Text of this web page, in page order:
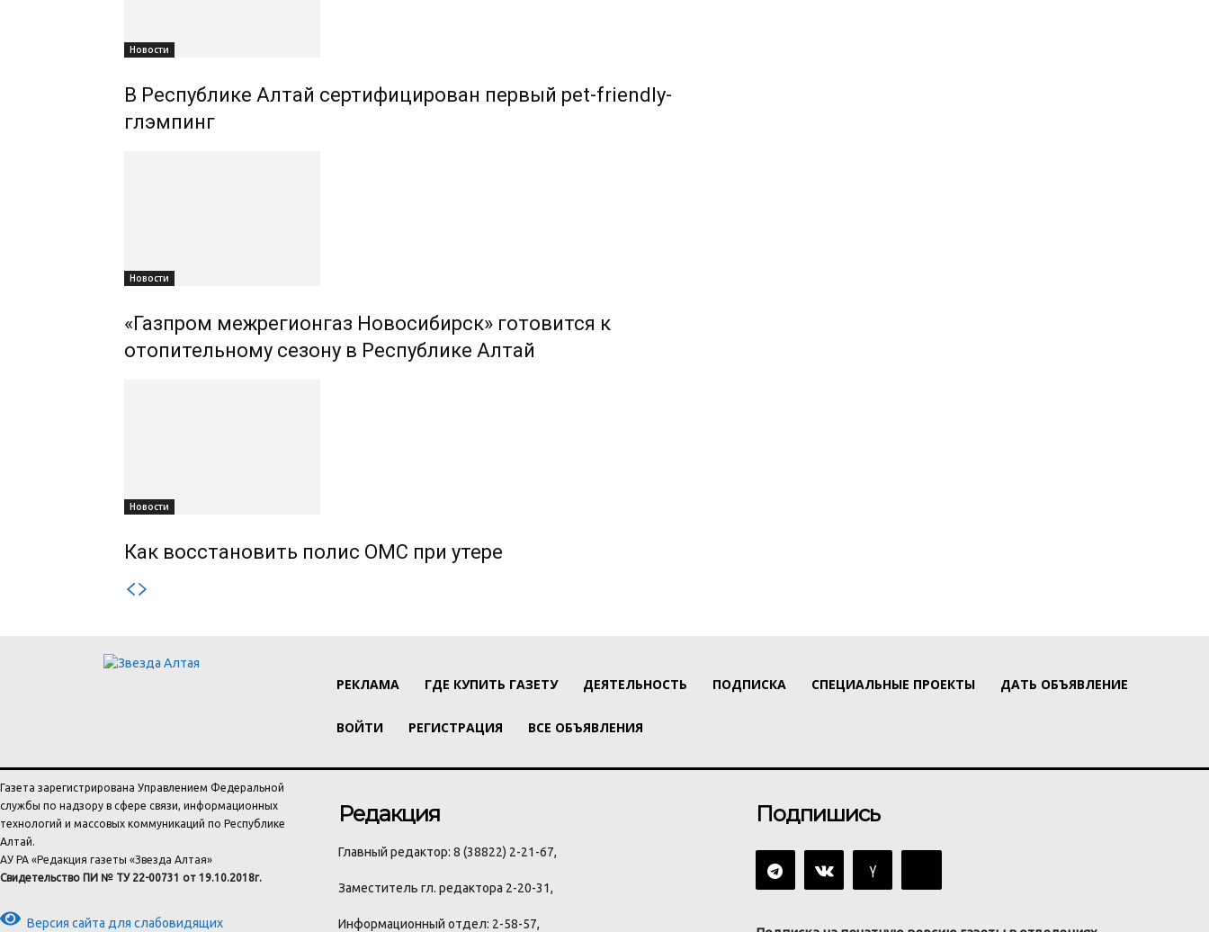
Новости
В Республике Алтай сертифицирован первый pet-friendly-
глэмпинг
Новости
«Газпром межрегионгаз Новосибирск» готовится к
отопительному сезону в Республике Алтай
Новости
Как восстановить полис ОМС при утере
РЕКЛАМА ГДЕ КУПИТЬ ГАЗЕТУ ДЕЯТЕЛЬНОСТЬ ПОДПИСКА СПЕЦИАЛЬНЫЕ ПРОЕКТЫ ДАТЬ ОБЪЯВЛЕНИЕ
ВОЙТИ РЕГИСТРАЦИЯ ВСЕ ОБЪЯВЛЕНИЯ
Газета зарегистрирована Управлением Федеральной
службы по надзору в сфере связи, информационных
технологий и массовых коммуникаций по Республике
Алтай.
АУ РА «Редакция газеты «Звезда Алтая»
Свидетельство ПИ № ТУ 22-00731 от 19.10.2018г.
Версия сайта для слабовидящих
Редакция
Главный редактор: 8 (38822) 2-21-67,
Заместитель гл. редактора 2-20-31,
Информационный отдел: 2-58-57,
Подпишись